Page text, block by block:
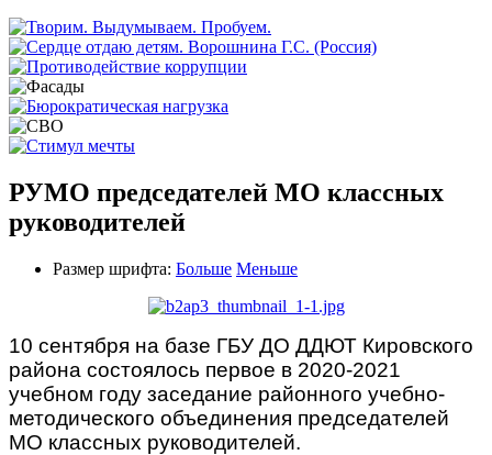
РУМО председателей МО классных
руководителей
Размер шрифта: Больше Меньше
10 сентября на базе ГБУ ДО ДДЮТ Кировского
района состоялось первое в 2020-2021
учебном году заседание районного учебно-
методического объединения председателей
МО классных руководителей.